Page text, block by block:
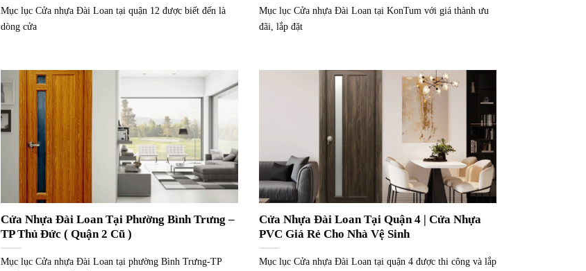
Mục lục Cửa nhựa Đài Loan tại quận 12 được biết đến là
dòng cửa
Mục lục Cửa nhựa Đài Loan tại KonTum với giá thành ưu
đãi, lắp đặt
Cửa Nhựa Đài Loan Tại Phường Bình Trưng –
TP Thủ Đức ( Quận 2 Cũ )
Mục lục Cửa nhựa Đài Loan tại phường Bình Trưng-TP
Cửa Nhựa Đài Loan Tại Quận 4 | Cửa Nhựa
PVC Giá Rẻ Cho Nhà Vệ Sinh
Mục lục Cửa nhựa Đài Loan tại quận 4 được thi công và lắp